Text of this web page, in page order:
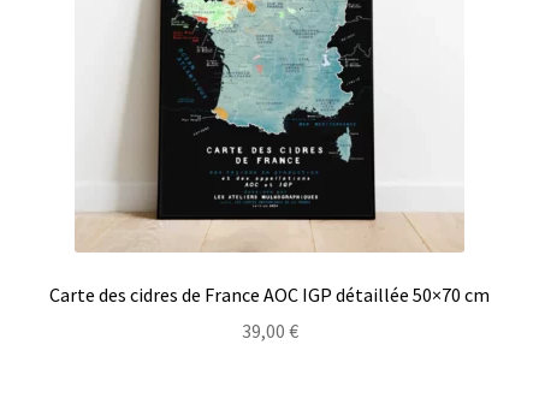
Carte des cidres de France AOC IGP détaillée 50×70 cm
39,00 €